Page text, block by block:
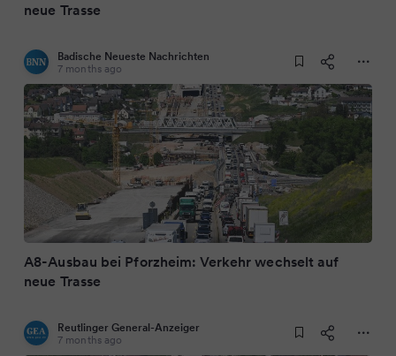
neue Trasse
Badische Neueste Nachrichten
7 months ago
A8-Ausbau bei Pforzheim: Verkehr wechselt auf
neue Trasse
Reutlinger General-Anzeiger
7 months ago